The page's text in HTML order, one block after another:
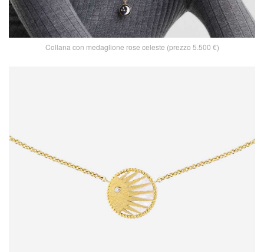
Collana con medaglione rose celeste (prezzo 5.500 €)